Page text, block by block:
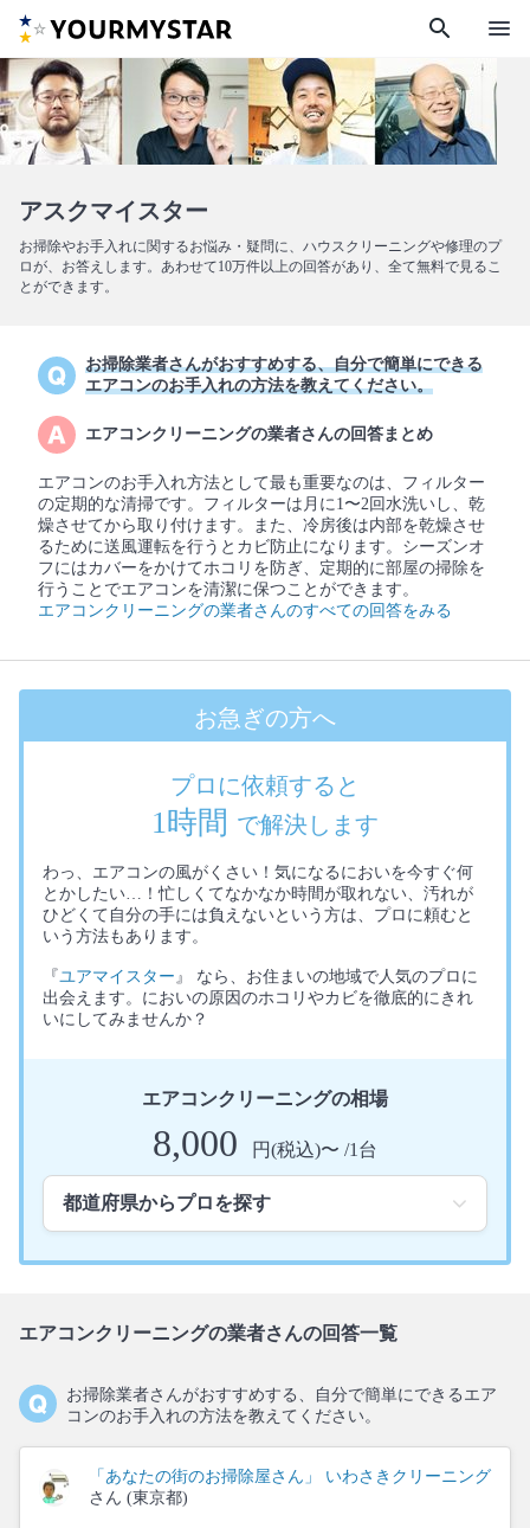
search menu
アスクマイスター
お掃除やお手入れに関するお悩み・疑問に、ハウスクリーニングや修理のプ
ロが、お答えします。あわせて10万件以上の回答があり、全て無料で見るこ
とができます。
お掃除業者さんがおすすめする、自分で簡単にできる
エアコンのお手入れの方法を教えてください。
エアコンクリーニングの業者さんの回答まとめ
エアコンのお手入れ方法として最も重要なのは、フィルター
の定期的な清掃です。フィルターは月に1〜2回水洗いし、乾
燥させてから取り付けます。また、冷房後は内部を乾燥させ
るために送風運転を行うとカビ防止になります。シーズンオ
フにはカバーをかけてホコリを防ぎ、定期的に部屋の掃除を
行うことでエアコンを清潔に保つことができます。
エアコンクリーニングの業者さんのすべての回答をみる
お急ぎの方へ
プロに依頼すると
1時間 で解決します
わっ、エアコンの風がくさい！気になるにおいを今すぐ何
とかしたい…！忙しくてなかなか時間が取れない、汚れが
ひどくて自分の手には負えないという方は、プロに頼むと
いう方法もあります。
『ユアマイスター 』 なら、お住まいの地域で人気のプロに
出会えます。においの原因のホコリやカビを徹底的にきれ
いにしてみませんか？
エアコンクリーニングの相場
8,000 円(税込)〜 /1台
エアコンクリーニングの業者さんの回答一覧
お掃除業者さんがおすすめする、自分で簡単にできるエア
コンのお手入れの方法を教えてください。
「あなたの街のお掃除屋さん」 いわさきクリーニング
さん (東京都)